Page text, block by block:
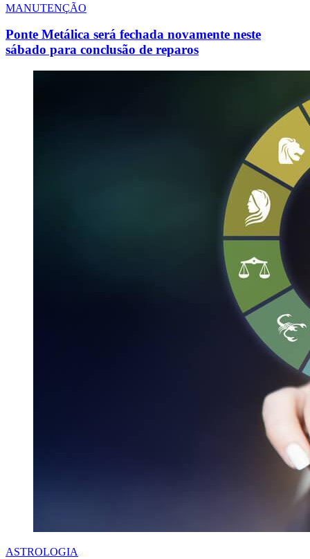
MANUTENÇÃO
Ponte Metálica será fechada novamente neste
sábado para conclusão de reparos
ASTROLOGIA